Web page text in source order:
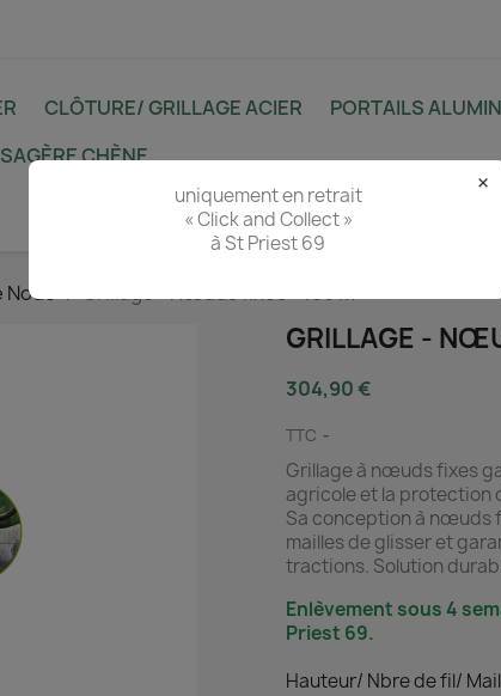
×
uniquement en retrait
« Click and Collect »
à St Priest 69
CLÔTURE/ GRILLAGE ACIER PORTAILS
CHÈNE
Noué Grillage - Nœuds fixes - 100 m
GRILLAGE -
304,90 €
TTC
Grillage à nœuds fixes
agricole et la protection
Sa conception à nœuds
mailles de glisser et
tractions. Solution
Enlèvement sous 4
Priest 69.
Hauteur/ Nbre de fil/